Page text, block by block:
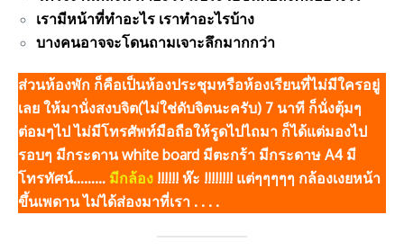
เรามีหน้าที่ทำอะไร เราทำอะไรบ้าง
บางคนอาจจะโดนถามเจาะลึกมากกว่า
ส่วนห้องพัก ก็คือเป็นห้องประชุมหรือห้องเรียนที่ไม่มีใครอยู่
เลย ให้มานั่งสงบจิต(ไม่ใช่ดับจิตนะครับ) 7 นาที ก็นั่งตุ้มๆ
ต่อมๆไป ไม่มีโทรศัพท์มือถือให้รูดไปไถมา ก็ได้แต่มองไป
รอบๆ มีกระดาน white board มีตะกร้า มีกระดาษ A4 มี
โทรทัศน์……… มีกล้อง !!!!!! ห๊ะ !!!!!!!! แต่ๆๆๆๆๆ กล้องเงยหน้า
ขึ้นเพดาน ไม่ได้ส่องมาที่เรา . . . .